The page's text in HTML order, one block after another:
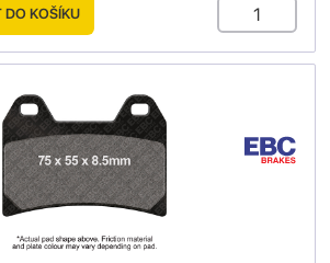
DO KOŠÍKU